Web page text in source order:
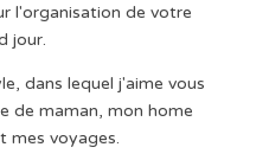
l'organisation de votre
jour.
dans lequel j'aime vous
de maman, mon home
mes voyages.